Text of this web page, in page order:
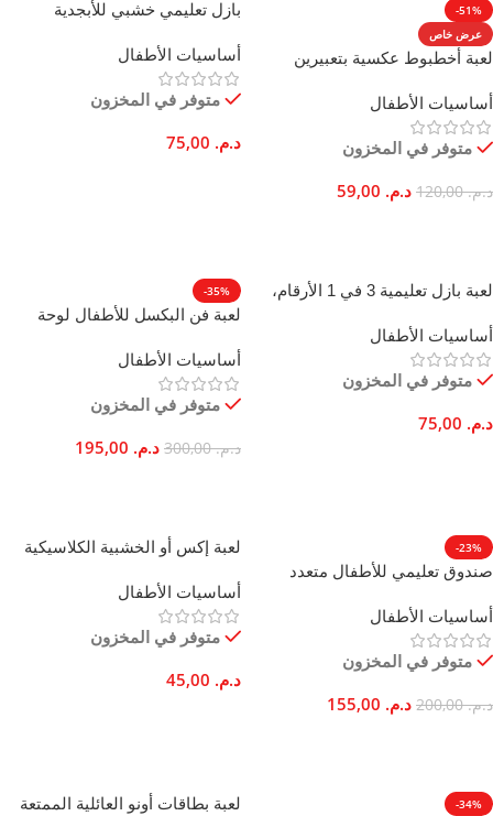
-51%
عرض خاص
لعبة أخطبوط عكسية بتعبيرين
للأطفال والكبار
أساسيات الأطفال
متوفر في المخزون
د.م.120,00 د.م.
بازل تعليمي خشبي للأبجدية
أساسيات الأطفال
متوفر في المخزون
د.م.
لعبة بازل تعليمية 3 في 1 الأرقام،
أساسيات الأطفال
متوفر في المخزون
د.م.
-35%
لعبة فن البكسل للأطفال لوحة
أساسيات الأطفال
متوفر في المخزون
د.م.300,00 د.م.
-23%
صندوق تعليمي للأطفال متعدد
أساسيات الأطفال
متوفر في المخزون
د.م.200,00 د.م.
لعبة إكس أو الخشبية الكلاسيكية
أساسيات الأطفال
متوفر في المخزون
د.م.
-34%
لعبة بطاقات أونو العائلية الممتعة